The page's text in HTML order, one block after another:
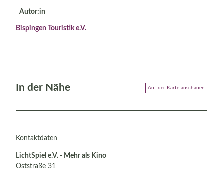
Autor:in
Bispingen Touristik e.V.
In der Nähe Auf der Karte anschauen
Kontaktdaten
LichtSpiel e.V. - Mehr als Kino
Oststraße 31